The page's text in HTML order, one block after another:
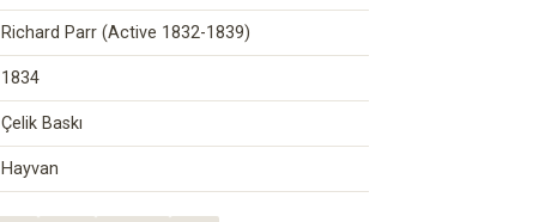
Richard Parr (Active 1832-1839)
1834
Çelik Baskı
Hayvan